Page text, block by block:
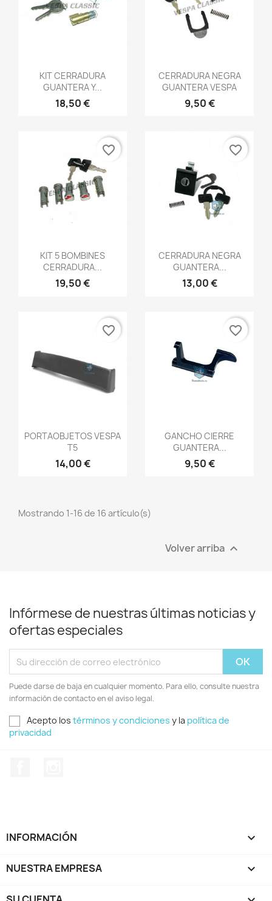
Vista rápida
KIT CERRADURA
GUANTERA Y...
18,50 €
Vista rápida
CERRADURA NEGRA
GUANTERA VESPA
9,50 €
Vista rápida
KIT 5 BOMBINES
CERRADURA...
19,50 €
favorite_border
Vista rápida
CERRADURA NEGRA
GUANTERA...
13,00 €
favorite_border
Vista rápida
PORTAOBJETOS VESPA
T5
14,00 €
favorite_border
Vista rápida
GANCHO CIERRE
GUANTERA...
9,50 €
favorite_border
Mostrando 1-16 de 16 artículo(s)
Volver arriba 
Infórmese de nuestras últimas noticias y
ofertas especiales
Puede darse de baja en cualquier momento. Para ello, consulte nuestra
información de contacto en el aviso legal.
Acepto los términos y condiciones y la política de
privacidad
INFORMACIÓN 
NUESTRA EMPRESA 